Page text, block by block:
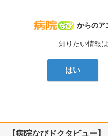
病院なび
からのア
知りたい情報
はい
【病院なびドクタビュー